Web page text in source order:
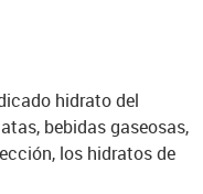
hidrato del
bebidas gaseosas,
los hidratos de